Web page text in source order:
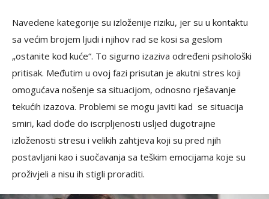
Navedene kategorije su izloženije riziku, jer su u kontaktu
sa većim brojem ljudi i njihov rad se kosi sa geslom
„ostanite kod kuće“. To sigurno izaziva određeni psihološki
pritisak. Međutim u ovoj fazi prisutan je akutni stres koji
omogućava nošenje sa situacijom, odnosno rješavanje
tekućih izazova. Problemi se mogu javiti kad se situacija
smiri, kad dođe do iscrpljenosti usljed dugotrajne
izloženosti stresu i velikih zahtjeva koji su pred njih
postavljani kao i suočavanja sa teškim emocijama koje su
proživjeli a nisu ih stigli proraditi.